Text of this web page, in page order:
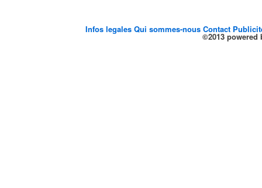
Infos legalesQui sommes-nousContact
©2013 powered